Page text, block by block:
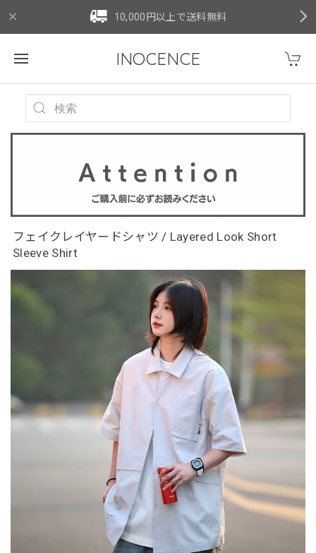
10,000円以上で送料無料
INOCENCE
フェイクレイヤードシャツ / Layered Look Short
Sleeve Shirt